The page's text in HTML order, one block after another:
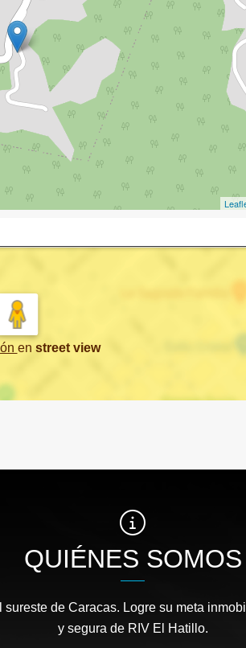
en street view
QUIÉNES SOMOS
de Caracas. Logre su meta
y segura de RIV El Hatillo.